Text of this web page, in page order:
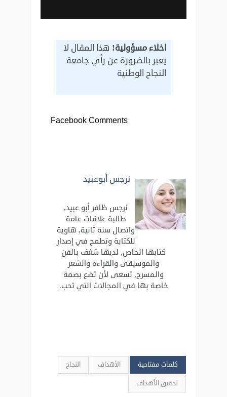
اخلاء مسؤولية! هذا المقال لا
يعبر بالضرورة عن رأي جامعة
النجاح الوطنية
Facebook Comments
نرجس أبوعبيد
نرجس ظافر أبو عبيد,
طالبة علاقات عامة
واتصال سنة ثانية, هاوية
للكتابة وتطمح في إصدار
كتابها الخاص, لديها شغف بالفن
والموسيقى والقراءة والشعر
والمسرح, تسعى لأن تضع بصمة
خاصة بها في المجالات التي تحب.
كلمات مفتاحية الأهداف النجاح
تحقيق الأهداف